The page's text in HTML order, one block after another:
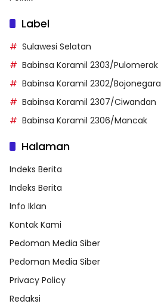
Label
Sulawesi Selatan
Babinsa Koramil 2303/Pulomerak
Babinsa Koramil 2302/Bojonegara
Babinsa Koramil 2307/Ciwandan
Babinsa Koramil 2306/Mancak
Halaman
Indeks Berita
Indeks Berita
Info Iklan
Kontak Kami
Pedoman Media Siber
Pedoman Media Siber
Privacy Policy
Redaksi